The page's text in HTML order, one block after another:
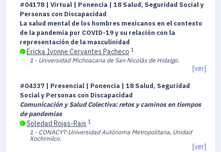
#04178 | Virtual | Ponencia | 18 Salud, Seguridad Social y
Personas con Discapacidad
La salud mental de los hombres mexicanos en el contexto
de la pandemia por COVID-19 y su relación con la
representación de la masculinidad
Ericka Ivonne Cervantes Pacheco 1
1 - Universidad Michoacana de San Nicolás de Hidalgo.
[ver]
#04337 | Presencial | Ponencia | 18 Salud, Seguridad
Social y Personas con Discapacidad
Comunicación y Salud Colectiva: retos y caminos en tiempos
de pandemias
Soledad Rojas-Rajs 1
1 - CONACYT-Universidad Autónoma Metropolitana, Unidad
Xochimilco.
[ver]